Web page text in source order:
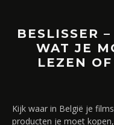
BESLISSER
WAT JE
LEZEN
Kijk waar in België je
producten je moet